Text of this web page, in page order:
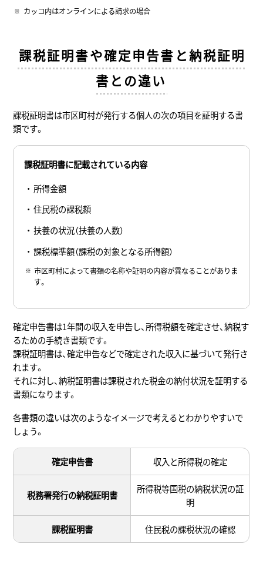
カッコ内はオンラインによる請求の場合
課税証明書や確定申告書と納税証明
書との違い
課税証明書は市区町村が発行する個人の次の項目を証明する書
類です。
課税証明書に記載されている内容
所得金額
住民税の課税額
扶養の状況（扶養の人数）
課税標準額（課税の対象となる所得額）
市区町村によって書類の名称や証明の内容が異なることがありま
す。
確定申告書は1年間の収入を申告し、所得税額を確定させ、納税す
るための手続き書類です。
課税証明書は、確定申告などで確定された収入に基づいて発行さ
れます。
それに対し、納税証明書は課税された税金の納付状況を証明する
書類になります。
各書類の違いは次のようなイメージで考えるとわかりやすいで
しょう。
確定申告書 収入と所得税の確定
税務署発行の納税証明書
所得税等国税の納税状況の証
明
課税証明書 住民税の課税状況の確認